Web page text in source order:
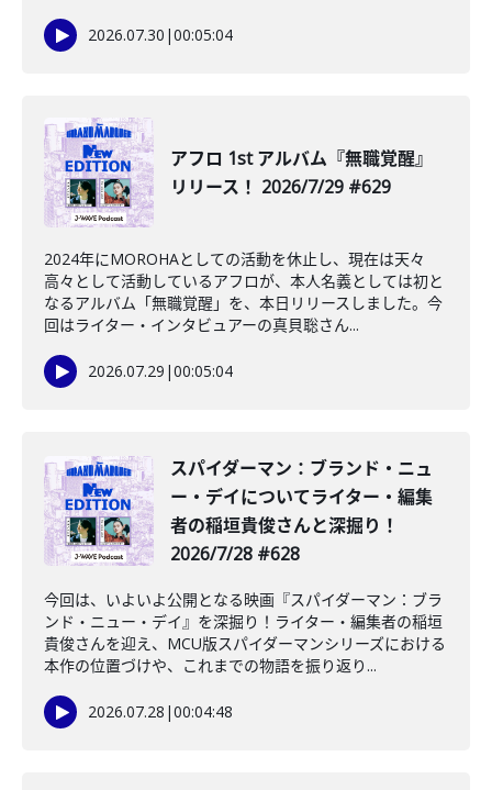
2026.07.30 |00:05:04
アフロ 1st アルバム『無職覚醒』
リリース！ 2026/7/29 #629
2024年にMOROHAとしての活動を休止し、現在は天々
高々として活動しているアフロが、本人名義としては初と
なるアルバム「無職覚醒」を、本日リリースしました。今
回はライター・インタビュアーの真貝聡さん...
2026.07.29 |00:05:04
️スパイダーマン：ブランド・ニュ
ー・デイについてライター・編集
者の稲垣貴俊さんと深掘り！
2026/7/28 #628
今回は、いよいよ公開となる映画『スパイダーマン：ブラ
ンド・ニュー・デイ』を深掘り！ライター・編集者の稲垣
貴俊さんを迎え、MCU版スパイダーマンシリーズにおける
本作の位置づけや、これまでの物語を振り返り...
2026.07.28 |00:04:48